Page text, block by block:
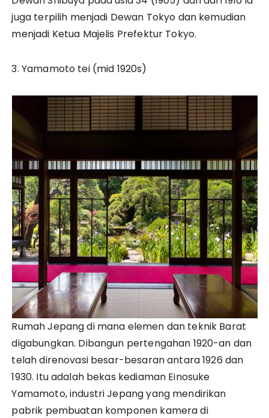
juga terpilih menjadi Dewan Tokyo dan kemudian
menjadi Ketua Majelis Prefektur Tokyo.
3. Yamamoto tei (mid 1920s)
Rumah Jepang di mana elemen dan teknik Barat
digabungkan. Dibangun pertengahan 1920-an dan
telah direnovasi besar-besaran antara 1926 dan
1930. Itu adalah bekas kediaman Einosuke
Yamamoto, industri Jepang yang mendirikan
pabrik pembuatan komponen kamera di